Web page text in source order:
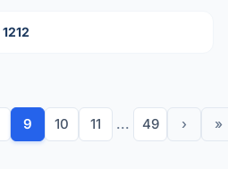
1212
9 10 11 ... 49 › »